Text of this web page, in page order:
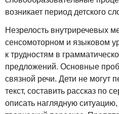
возникает период детского
Незрелость внутриречевых
сенсомоторном и языковом
к трудностям в
предложений. Основные
связной речи. Дети не могут
текст, составить рассказ по
описать наглядную